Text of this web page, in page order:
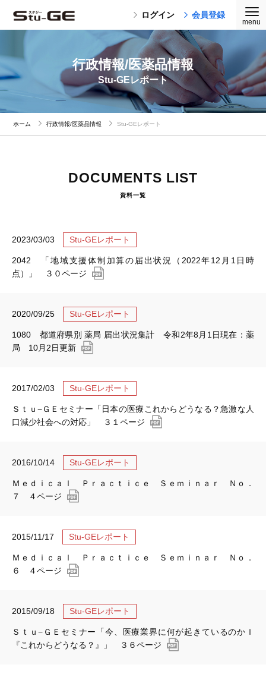
ログイン 会員登録
行政情報/医薬品情報
Stu-GEレポート
ホーム 行政情報/医薬品情報 Stu-GEレポート
DOCUMENTS LIST
資料一覧
2023/03/03 Stu-GEレポート
2042 「地域支援体制加算の届出状況（2022年12月1日時
点）」 ３０ページ
2020/09/25 Stu-GEレポート
1080 都道府県別 薬局 届出状況集計 令和2年8月1日現在：薬
局 10月2日更新
2017/02/03 Stu-GEレポート
Ｓｔｕ−ＧＥセミナー「日本の医療これからどうなる？急激な人
口減少社会への対応」 ３１ページ
2016/10/14 Stu-GEレポート
Ｍｅｄｉｃａｌ Ｐｒａｃｔｉｃｅ Ｓｅｍｉｎａｒ Ｎｏ．
７ ４ページ
2015/11/17 Stu-GEレポート
Ｍｅｄｉｃａｌ Ｐｒａｃｔｉｃｅ Ｓｅｍｉｎａｒ Ｎｏ．
６ ４ページ
2015/09/18 Stu-GEレポート
Ｓｔｕ−ＧＥセミナー「今、医療業界に何が起きているのかＩ
『これからどうなる？』」 ３６ページ